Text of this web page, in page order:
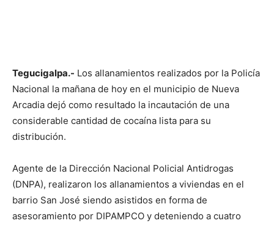
Tegucigalpa.- Los allanamientos realizados por la Policía
Nacional la mañana de hoy en el municipio de Nueva
Arcadia dejó como resultado la incautación de una
considerable cantidad de cocaína lista para su
distribución.
Agente de la Dirección Nacional Policial Antidrogas
(DNPA), realizaron los allanamientos a viviendas en el
barrio San José siendo asistidos en forma de
asesoramiento por DIPAMPCO y deteniendo a cuatro